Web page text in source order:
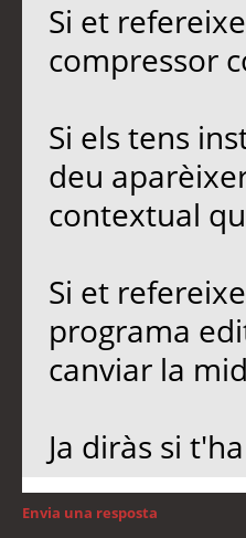
Si et
compressor
Si els tens
deu
contextual
Si et
programa
canviar la
Ja diràs si
Envia una resposta